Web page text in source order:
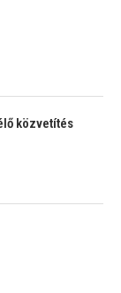
közvetítés